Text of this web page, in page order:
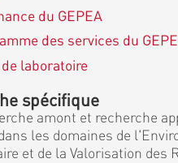
du GEPEA
des services du
laboratoire
spécifique
amont et recherche
les domaines de
et de la Valorisation des